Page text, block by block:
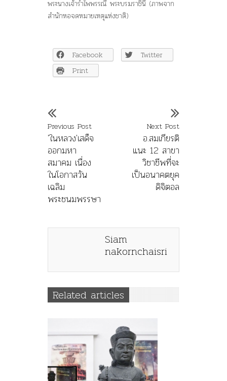
พระนางเจ้ารำไพพรรณี พระบรมราชินี (ภาพจาก
สำนักหอจดหมายเหตุแห่งชาติ)
Facebook
Twitter
Print
Previous Post
'ในหลวง'เสด็จ
ออกมหา
สมาคม เนื่อง
ในโอกาสวัน
เฉลิม
พระชนมพรรษา
Next Post
อ.สมเกียรติ
แนะ 12 สาขา
วิชาชีพที่จะ
เป็นอนาคตยุค
ดิจิตอล
Siam
nakornchaisri
Related articles